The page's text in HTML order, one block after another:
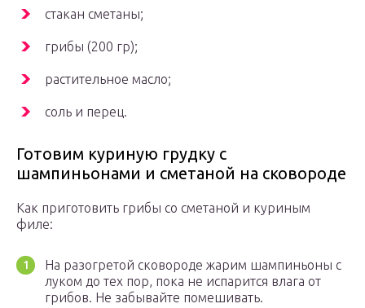
стакан сметаны;
грибы (200 гр);
растительное масло;
соль и перец.
Готовим куриную грудку с
шампиньонами и сметаной на сковороде
Как приготовить грибы со сметаной и куриным
филе:
На разогретой сковороде жарим шампиньоны с
луком до тех пор, пока не испарится влага от
грибов. Не забывайте помешивать.